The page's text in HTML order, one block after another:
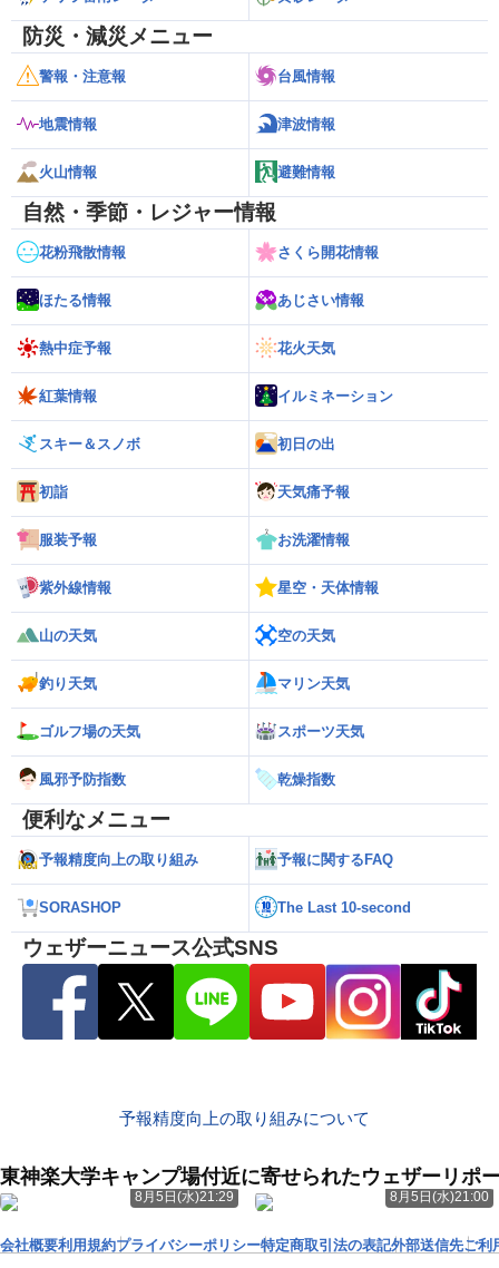
防災・減災メニュー
警報・注意報 台風情報
地震情報 津波情報
火山情報 避難情報
自然・季節・レジャー情報
花粉飛散情報 さくら開花情報
ほたる情報 あじさい情報
熱中症予報 花火天気
紅葉情報 イルミネーション
スキー＆スノボ 初日の出
初詣 天気痛予報
服装予報 お洗濯情報
紫外線情報 星空・天体情報
山の天気 空の天気
釣り天気 マリン天気
ゴルフ場の天気 スポーツ天気
風邪予防指数 乾燥指数
便利なメニュー
予報精度向上の取り組み 予報に関するFAQ
SORASHOP The Last 10-second
ウェザーニュース公式SNS
予報精度向上の取り組みについて
東神楽大学キャンプ場付近に寄せられたウェザーリポ
8月5日(水)21:29 8月5日(水)21:00
会社概要利用規約プライバシーポリシー特定商取引法の表記外部送信先ご利